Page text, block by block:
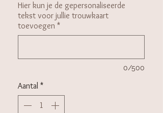
Hier kun je de gepersonaliseerde
tekst voor jullie trouwkaart
toevoegen *
0/500
Aantal *